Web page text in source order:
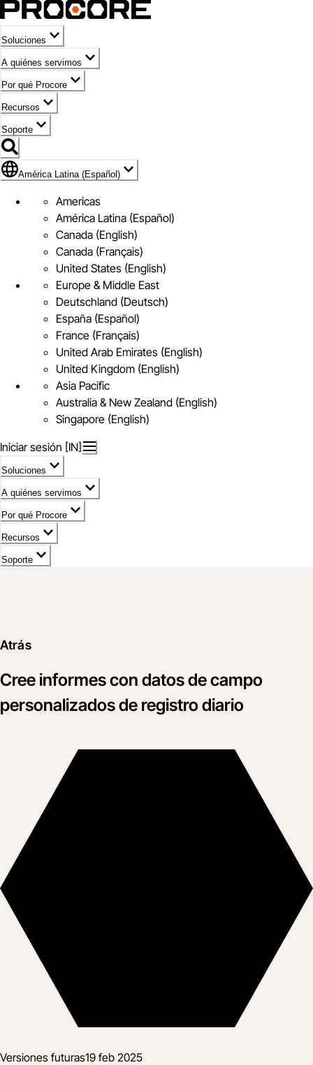
Soluciones
A quiénes servimos
Por qué Procore
Recursos
Soporte
Bandera de América Latina (Español)
América Latina (Español)
Americas
América Latina (Español)
Canada (English)
Canada (Français)
United States (English)
Europe & Middle East
Deutschland (Deutsch)
España (Español)
France (Français)
United Arab Emirates (English)
United Kingdom (English)
Asia Pacific
Australia & New Zealand (English)
Singapore (English)
Iniciar sesión [IN]
Soluciones
A quiénes servimos
Por qué Procore
Recursos
Soporte
Atrás
Cree informes con datos de campo
personalizados de registro diario
Versiones futuras19 feb 2025